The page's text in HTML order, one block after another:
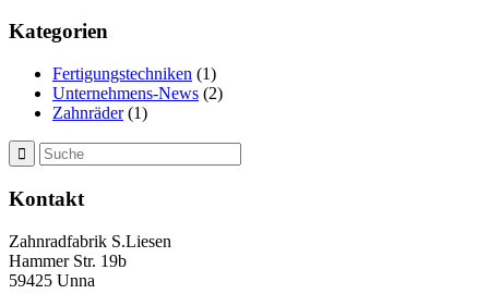
Kategorien
Fertigungstechniken (1)
Unternehmens-News (2)
Zahnräder(1)
Kontakt
Zahnradfabrik S.Liesen
Hammer Str. 19b
59425 Unna